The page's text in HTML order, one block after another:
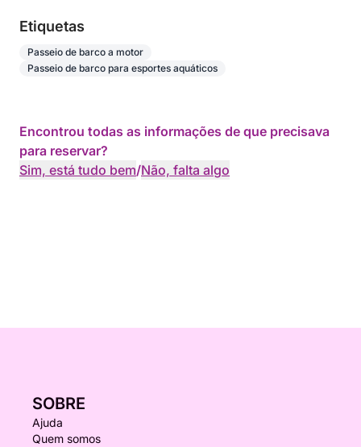
Etiquetas
Passeio de barco a motor
Passeio de barco para esportes aquáticos
Encontrou todas as informações de que precisava
para reservar?
Sim, está tudo bem/Não, falta algo
SOBRE
Ajuda
Quem somos